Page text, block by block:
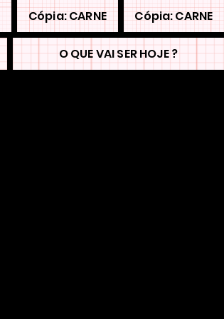
Cópia: CARNE Cópia: CARNE
O QUE VAI SER HOJE ?